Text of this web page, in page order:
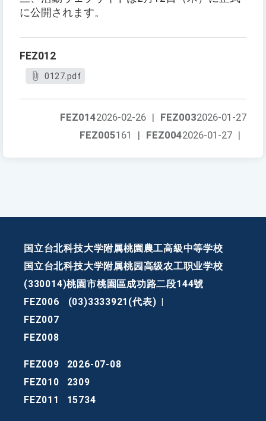
に公開されます。
FEZ012
0127.pdf
FEZ0032026-01-27
FEZ0142026-02-26 |
FEZ0042026-01-27 |
FEZ005161 |
国立台北科技大学附属桃園農工高級中等学校
国立台北科技大学附属桃园高级农工职业学校
(330014)桃園市桃園區成功路二段144號
FEZ006
(03)3333921(代表)
FEZ007
FEZ008
FEZ009
2026-07-08
FEZ010
2309
FEZ011
15734